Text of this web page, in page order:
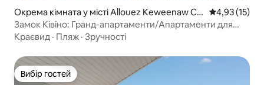
Окрема кімната у місті Allouez Keweenaw Co
unty
Середня
4,93 (15)
Замок Ківіно: Гранд-апартаменти/Апартаменти для
молодят з патіо
Краєвид · Пляж · Зручності
Вибір гостей
Вибір гостей